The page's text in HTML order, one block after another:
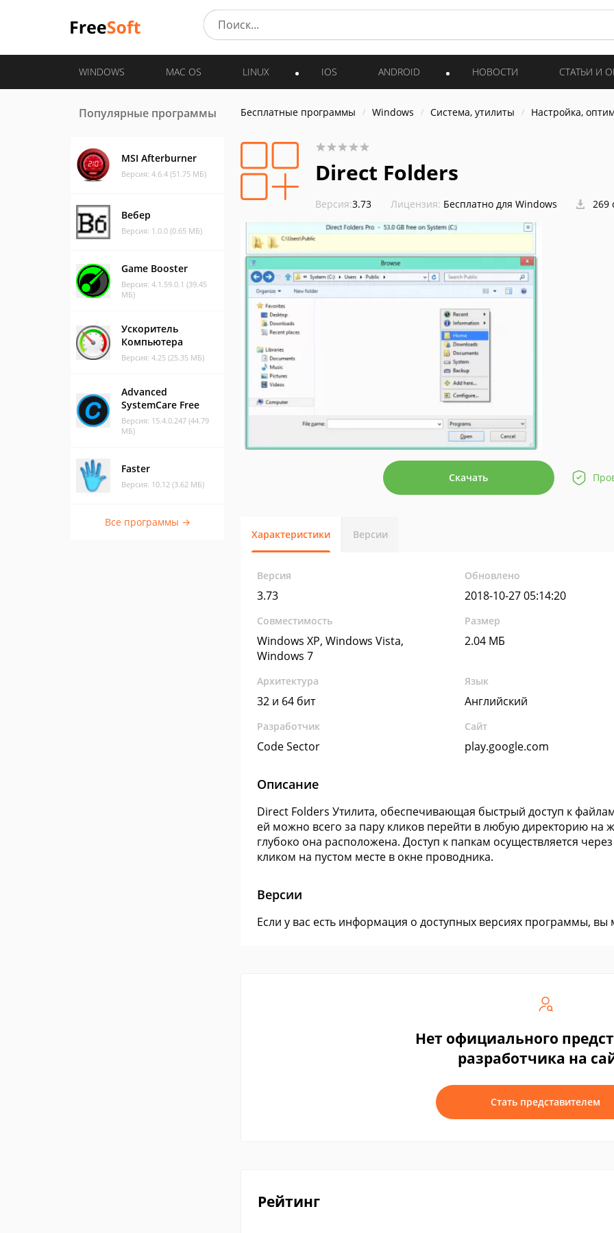
WINDOWS MAC OS LINUX IOS ANDROID НОВОСТИ СТАТЬИ И
Популярные программы
MSI Afterburner
Версия: 4.6.4 (51.75 МБ)
Вебер
Версия: 1.0.0 (0.65 МБ)
Game Booster
Версия: 4.1.59.0.1 (39.45
МБ)
Ускоритель
Компьютера
Версия: 4.25 (25.35 МБ)
Advanced
SystemCare Free
Версия: 15.4.0.247 (44.79
МБ)
Faster
Версия: 10.12 (3.62 МБ)
Все программы →
Бесплатные программы Windows Система, утилиты Настройка,
Direct Folders
Версия:3.73 Лицензия: Бесплатно для Windows 269
Скачать
Характеристики Версии
Версия
3.73
Обновлено
2018-10-27 05:14:20
Совместимость
Windows XP, Windows Vista,
Windows 7
Размер
2.04 МБ
Архитектура
32 и 64 бит
Язык
Английский
Разработчик
Code Sector
Сайт
play.google.com
Описание
Direct Folders Утилита, обеспечивающая быстрый доступ к
ей можно всего за пару кликов перейти в любую директорию на
глубоко она расположена. Доступ к папкам осуществляется
кликом на пустом месте в окне проводника.
Версии
Если у вас есть информация о доступных версиях программы,
Нет официального
разработчика на
Стать представителем
Рейтинг